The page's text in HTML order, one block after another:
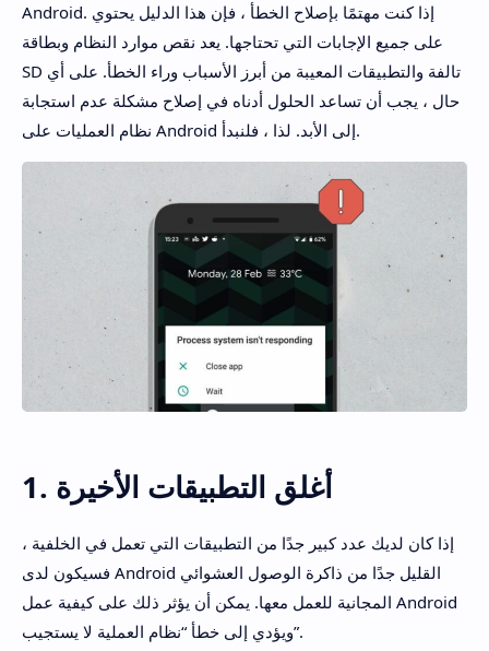
Android. إذا كنت مهتمًا بإصلاح الخطأ ، فإن هذا الدليل يحتوي
على جميع الإجابات التي تحتاجها. يعد نقص موارد النظام وبطاقة
SD تالفة والتطبيقات المعيبة من أبرز الأسباب وراء الخطأ. على أي
حال ، يجب أن تساعد الحلول أدناه في إصلاح مشكلة عدم استجابة
نظام العمليات على Android إلى الأبد. لذا ، فلنبدأ.
1. أغلق التطبيقات الأخيرة
إذا كان لديك عدد كبير جدًا من التطبيقات التي تعمل في الخلفية ،
فسيكون لدى Android القليل جدًا من ذاكرة الوصول العشوائي
المجانية للعمل معها. يمكن أن يؤثر ذلك على كيفية عمل Android
ويؤدي إلى خطأ “نظام العملية لا يستجيب”.